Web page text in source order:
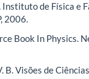
Instituto de Física e
2006.
Book In Physics.
B. Visões de